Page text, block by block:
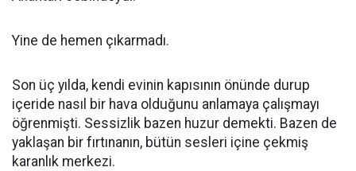
Yine de hemen çıkarmadı.
Son üç yılda, kendi evinin kapısının önünde durup
içeride nasıl bir hava olduğunu anlamaya çalışmayı
öğrenmişti. Sessizlik bazen huzur demekti. Bazen de
yaklaşan bir fırtınanın, bütün sesleri içine çekmiş
karanlık merkezi.